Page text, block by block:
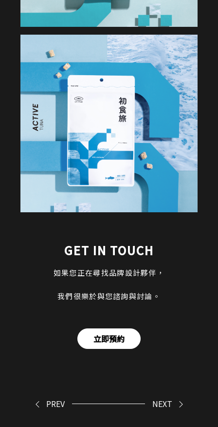
GET IN TOUCH
如果您正在尋找品牌設計夥伴，
我們很樂於與您諮詢與討論。
立即預約
PREV NEXT